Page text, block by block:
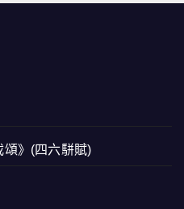
頌》(四六駢賦)